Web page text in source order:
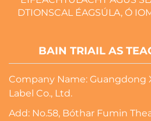
DTIONSCAL ÉAGSÚLA, Ó
BAIN TRIAIL AS
Company Name: Guangdong
Label Co., Ltd.
Add: No.58, Bóthar Fumin